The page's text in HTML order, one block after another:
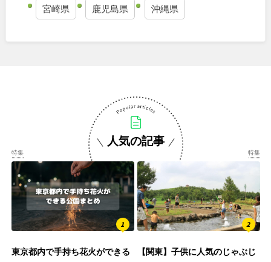
宮崎県 鹿児島県 沖縄県
人気の記事
特集
東京都内で手持ち花火ができる
特集
【関東】子供に人気のじゃぶじ